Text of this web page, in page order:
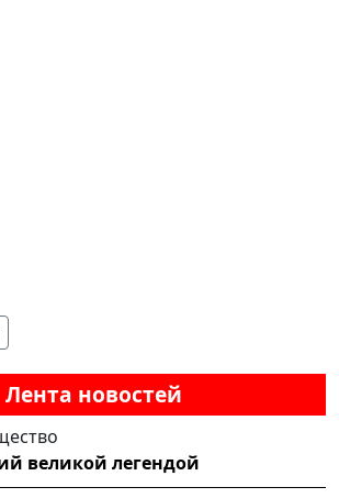
Лента новостей
великой легендой